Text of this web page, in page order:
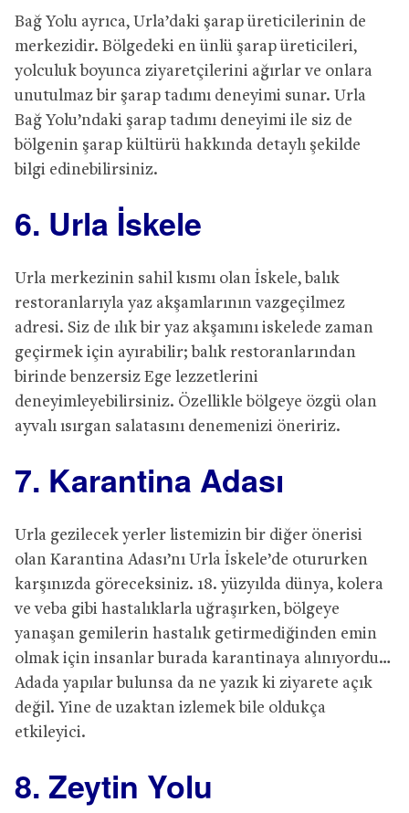
Bağ Yolu ayrıca, Urla’daki şarap üreticilerinin de
merkezidir. Bölgedeki en ünlü şarap üreticileri,
yolculuk boyunca ziyaretçilerini ağırlar ve onlara
unutulmaz bir şarap tadımı deneyimi sunar. Urla
Bağ Yolu’ndaki şarap tadımı deneyimi ile siz de
bölgenin şarap kültürü hakkında detaylı şekilde
bilgi edinebilirsiniz.
6. Urla İskele
Urla merkezinin sahil kısmı olan İskele, balık
restoranlarıyla yaz akşamlarının vazgeçilmez
adresi. Siz de ılık bir yaz akşamını iskelede zaman
geçirmek için ayırabilir; balık restoranlarından
birinde benzersiz Ege lezzetlerini
deneyimleyebilirsiniz. Özellikle bölgeye özgü olan
ayvalı ısırgan salatasını denemenizi öneririz.
7. Karantina Adası
Urla gezilecek yerler listemizin bir diğer önerisi
olan Karantina Adası’nı Urla İskele’de otururken
karşınızda göreceksiniz. 18. yüzyılda dünya, kolera
ve veba gibi hastalıklarla uğraşırken, bölgeye
yanaşan gemilerin hastalık getirmediğinden emin
olmak için insanlar burada karantinaya alınıyordu…
Adada yapılar bulunsa da ne yazık ki ziyarete açık
değil. Yine de uzaktan izlemek bile oldukça
etkileyici.
8. Zeytin Yolu